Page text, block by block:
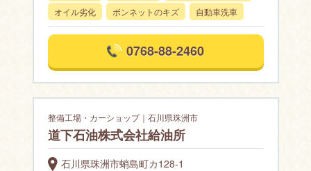
オイル劣化
ボンネットのキズ 自動車洗車
0768-88-2460
整備工場・カーショップ｜石川県珠洲市
道下石油株式会社給油所
石川県珠洲市蛸島町カ128-1